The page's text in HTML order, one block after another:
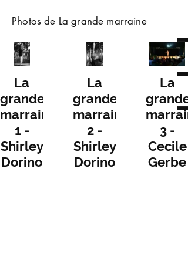
Photos de La grande marraine
La
grande
marraine
1 -
Shirley
Dorino
La
grande
marraine
2 -
Shirley
Dorino
La
grande
3 -
Cecile
Gerbe